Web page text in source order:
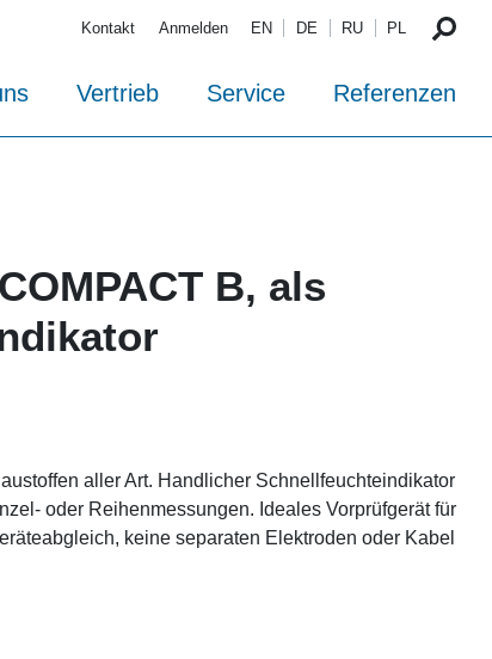
Kontakt Anmelden EN DE RU PL
Vertrieb Service Referenzen
B, als
aller Art. Handlicher Schnellfeuchteindikator
oder Reihenmessungen. Ideales Vorprüfgerät für
keine separaten Elektroden oder Kabel